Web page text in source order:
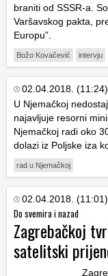
braniti od SSSR-a.
Varšavskog pakta,
Europu”.
Božo Kovačević intervju
02.04.2018. (11:24)
U Njemačkoj
najavljuje resorni
Njemačkoj radi oko
dolazi iz Poljske iza
rad u Njemačkoj
02.04.2018. (11:01)
Do svemira i nazad
Zagrebačkoj
satelitski